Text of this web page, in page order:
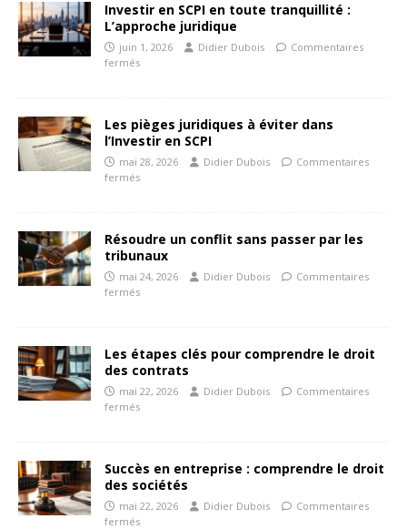
Investir en SCPI en toute tranquillité :
L’approche juridique
juin 1, 2026 Didier Dubois
Commentaires
fermés
Les pièges juridiques à éviter dans
l’Investir en SCPI
mai 28, 2026 Didier Dubois
Commentaires
fermés
Résoudre un conflit sans passer par les
tribunaux
mai 24, 2026 Didier Dubois
Commentaires
fermés
Les étapes clés pour comprendre le droit
des contrats
mai 22, 2026 Didier Dubois
Commentaires
fermés
Succès en entreprise : comprendre le droit
des sociétés
mai 22, 2026 Didier Dubois
Commentaires
fermés